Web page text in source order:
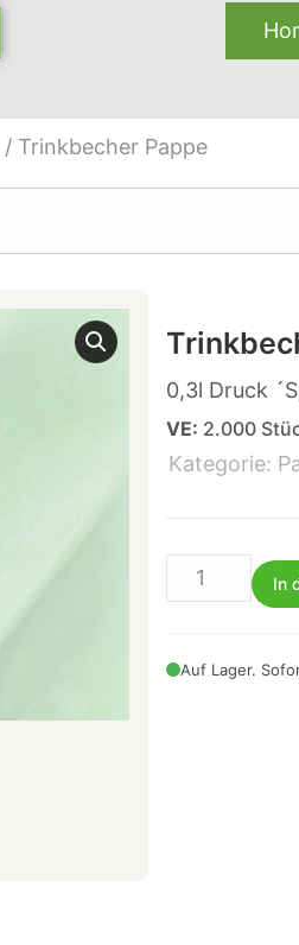
/ Trinkbecher Pappe
0,3l Druck
VE: 2.000
Kategorie:
In
Auf Lager.